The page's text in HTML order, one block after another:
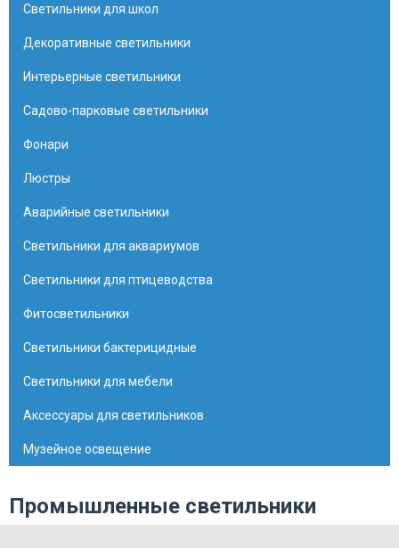
Светильники для школ
Декоративные светильники
Интерьерные светильники
Садово-парковые светильники
Фонари
Люстры
Аварийные светильники
Светильники для аквариумов
Светильники для птицеводства
Фитосветильники
Светильники бактерицидные
Светильники для мебели
Аксессуары для светильников
Музейное освещение
Промышленные светильники